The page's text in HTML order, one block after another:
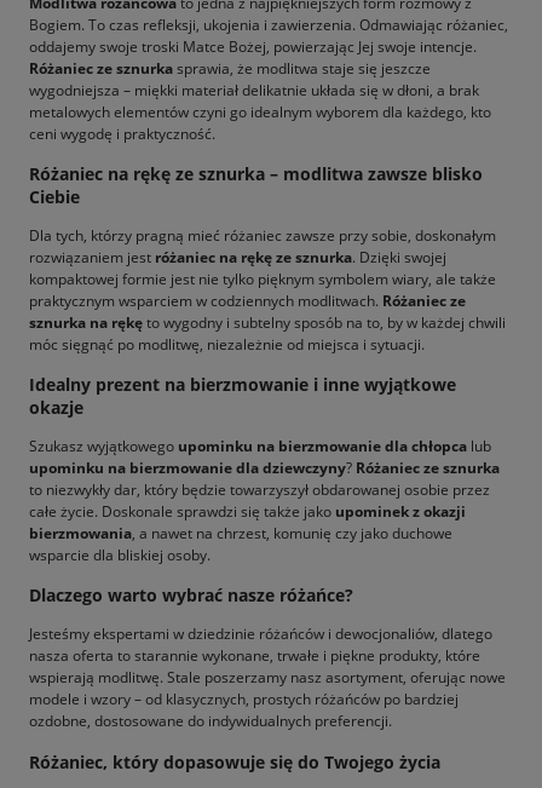
Bogiem. To czas refleksji, ukojenia i zawierzenia. Odmawiając różaniec,
oddajemy swoje troski Matce Bożej, powierzając Jej swoje intencje.
Różaniec ze sznurkasprawia, że modlitwa staje się jeszcze
wygodniejsza – miękki materiał delikatnie układa się w dłoni, a brak
metalowych elementów czyni go idealnym wyborem dla każdego, kto
ceni wygodę i praktyczność.
Różaniec na rękę ze sznurka – modlitwa zawsze blisko
Ciebie
Dla tych, którzy pragną mieć różaniec zawsze przy sobie, doskonałym
rozwiązaniem jest różaniec na rękę ze sznurka. Dzięki swojej
kompaktowej formie jest nie tylko pięknym symbolem wiary, ale także
praktycznym wsparciem w codziennych modlitwach. Różaniec ze
sznurka na rękęto wygodny i subtelny sposób na to, by w każdej chwili
móc sięgnąć po modlitwę, niezależnie od miejsca i sytuacji.
Idealny prezent na bierzmowanie i inne wyjątkowe
okazje
Szukasz wyjątkowego upominku na bierzmowanie dla chłopca lub
upominku na bierzmowanie dla dziewczyny? Różaniec ze sznurka
to niezwykły dar, który będzie towarzyszył obdarowanej osobie przez
całe życie. Doskonale sprawdzi się także jako upominek z okazji
bierzmowania, a nawet na chrzest, komunię czy jako duchowe
wsparcie dla bliskiej osoby.
Dlaczego warto wybrać nasze różańce?
Jesteśmy ekspertami w dziedzinie różańców i dewocjonaliów, dlatego
nasza oferta to starannie wykonane, trwałe i piękne produkty, które
wspierają modlitwę. Stale poszerzamy nasz asortyment, oferując nowe
modele i wzory – od klasycznych, prostych różańców po bardziej
ozdobne, dostosowane do indywidualnych preferencji.
Różaniec, który dopasowuje się do Twojego życia